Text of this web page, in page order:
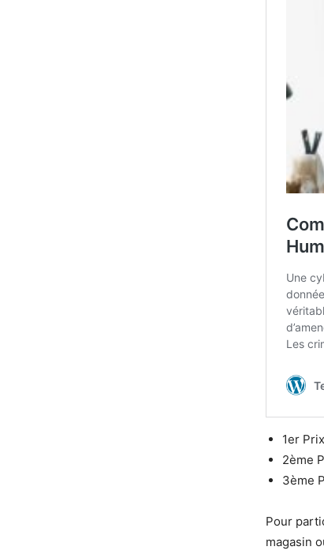
1er
2ème
3ème
Pour
magasin